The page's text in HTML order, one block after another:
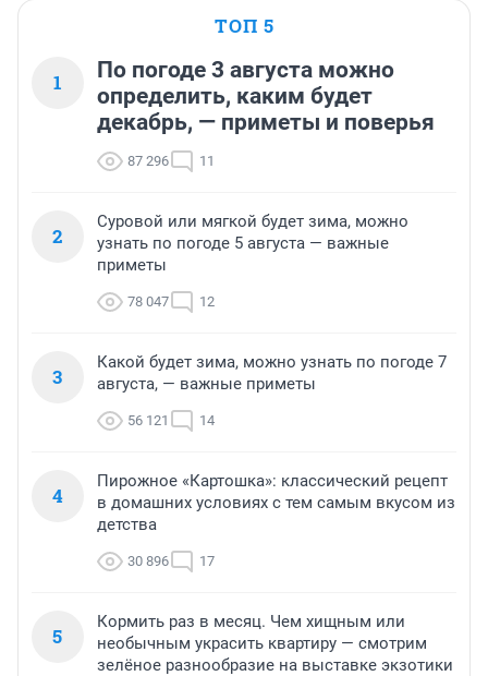
ТОП 5
1
По погоде 3 августа можно
определить, каким будет
декабрь, — приметы и поверья
87 296 11
2
Суровой или мягкой будет зима, можно
узнать по погоде 5 августа — важные
приметы
78 047 12
3
Какой будет зима, можно узнать по погоде 7
августа, — важные приметы
56 121 14
4
Пирожное «Картошка»: классический рецепт
в домашних условиях с тем самым вкусом из
детства
30 896 17
5
Кормить раз в месяц. Чем хищным или
необычным украсить квартиру — смотрим
зелёное разнообразие на выставке экзотики